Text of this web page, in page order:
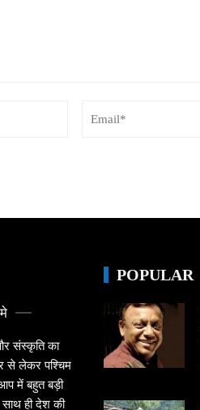
और संस्कृति का
से लेकर पश्चिम
में बहुत बड़ी
साथ ही देश की
POPULAR